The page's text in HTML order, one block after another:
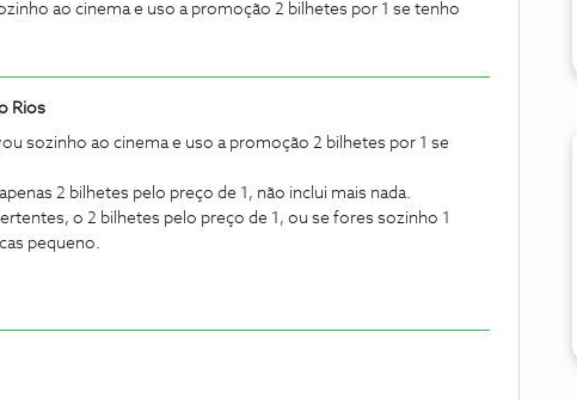
ao cinema e uso a promoção 2 bilhetes por 1 se tenho
Rios
sozinho ao cinema e uso a promoção 2 bilhetes por 1 se
2 bilhetes pelo preço de 1, não inclui mais nada.
o 2 bilhetes pelo preço de 1, ou se fores sozinho 1
pequeno.